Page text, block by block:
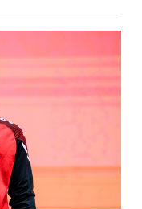
in Jakarta